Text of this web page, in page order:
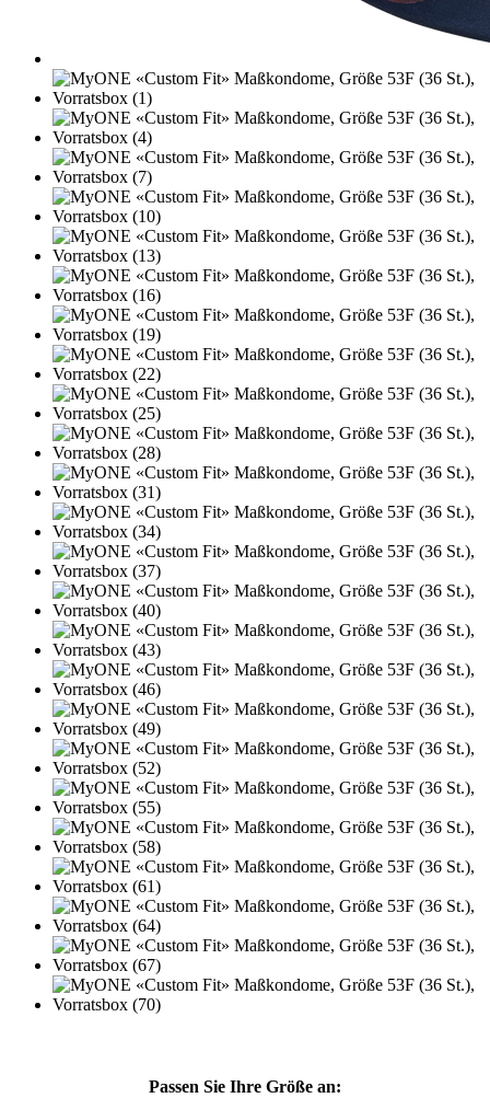
Passen Sie Ihre Größe an: